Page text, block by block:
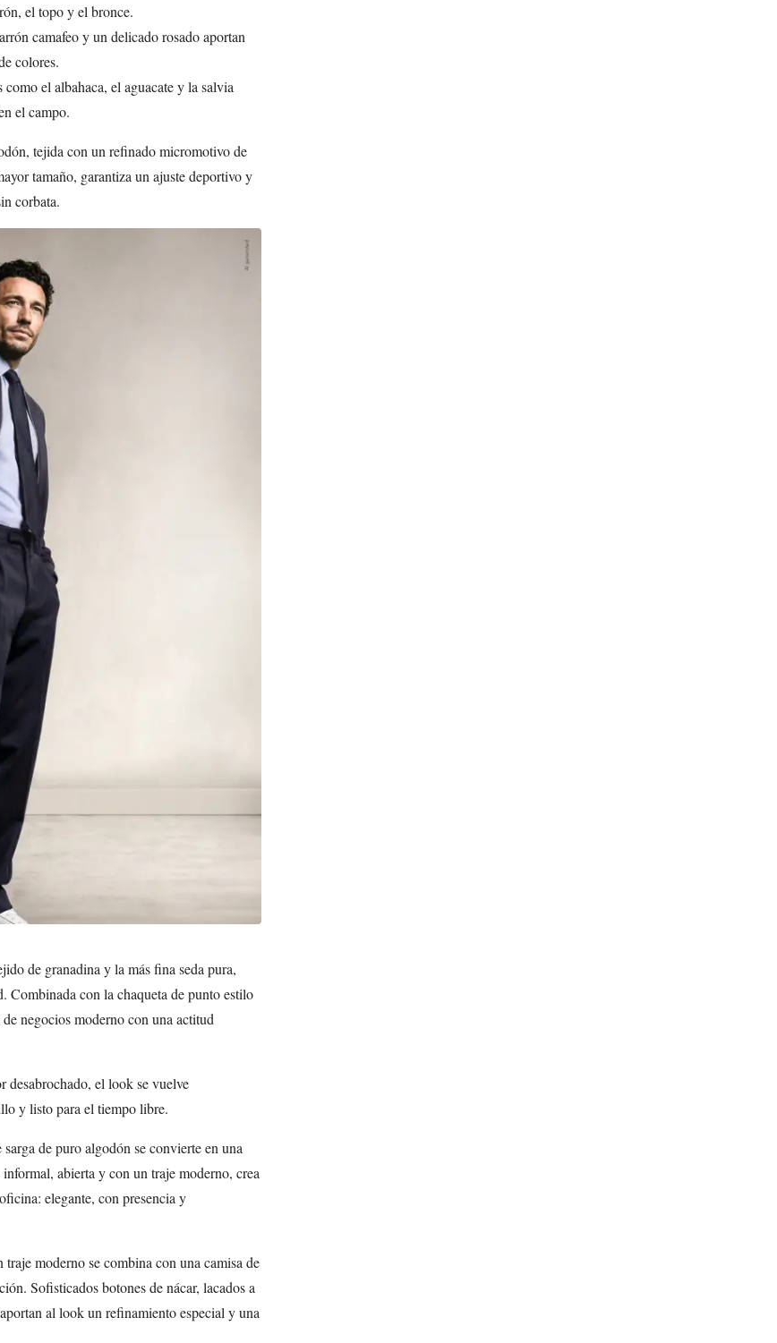
el topo y el bronce.
camafeo y un delicado rosado aportan
colores.
el albahaca, el aguacate y la salvia
el campo.
tejida con un refinado micromotivo de
tamaño, garantiza un ajuste deportivo y
corbata.
de granadina y la más fina seda pura,
Combinada con la chaqueta de punto estilo
negocios moderno con una actitud
desabrochado, el look se vuelve
y listo para el tiempo libre.
de puro algodón se convierte en una
abierta y con un traje moderno, crea
elegante, con presencia y
moderno se combina con una camisa de
Sofisticados botones de nácar, lacados a
al look un refinamiento especial y una